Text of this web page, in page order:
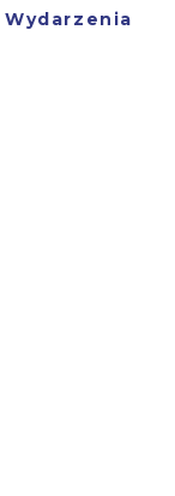
Wydarzenia